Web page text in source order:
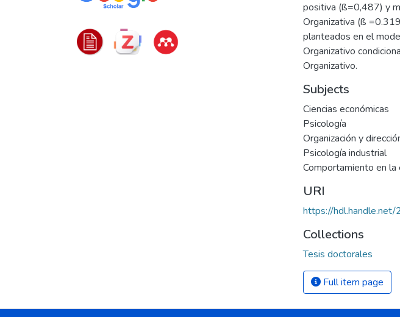
positiva (ß=0,487) y
Organizativa (ß
planteados en el
Organizativo
Organizativo.
Subjects
Ciencias económicas
Psicología
Organización y
Psicología industrial
Comportamiento en la
URI
https://
Collections
Tesis doctorales
Full item page